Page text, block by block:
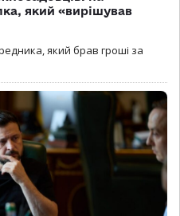
який «вирішував
який брав гроші за